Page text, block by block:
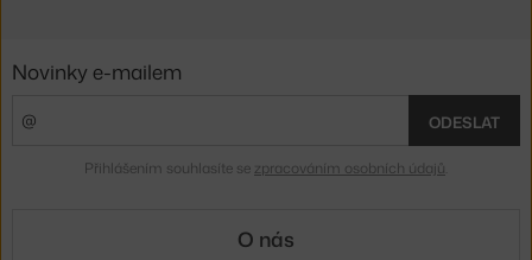
Novinky e-mailem
ODESLAT
Přihlášením souhlasíte se zpracováním osobních údajů
O nás